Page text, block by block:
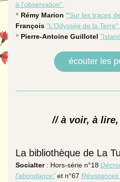
à l’observation"
* Rémy Marion "Sur les traces
François "L’Odyssée de la Terre"
* Pierre-Antoine Guillotel
écouter les
// à voir, à
La bibliothèque de La
Socialter : Hors-série n°18
l'abondance" et n°67